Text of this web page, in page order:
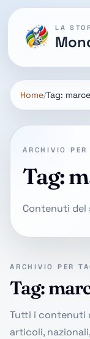
Home Tag:
ARCHIVIO PER
Tag:
Contenuti
ARCHIVIO PER
Tag:
Tutti i contenuti
articoli,